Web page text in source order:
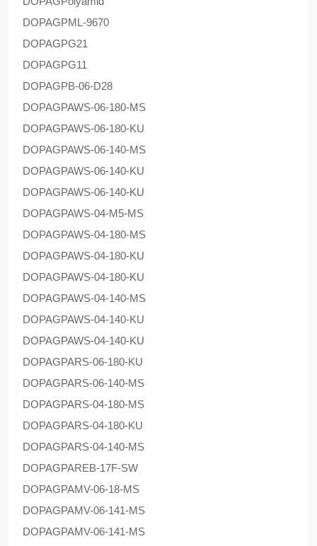
DOPAGPML-9670
DOPAGPG21
DOPAGPG11
DOPAGPB-06-D28
DOPAGPAWS-06-180-MS
DOPAGPAWS-06-180-KU
DOPAGPAWS-06-140-MS
DOPAGPAWS-06-140-KU
DOPAGPAWS-06-140-KU
DOPAGPAWS-04-M5-MS
DOPAGPAWS-04-180-MS
DOPAGPAWS-04-180-KU
DOPAGPAWS-04-180-KU
DOPAGPAWS-04-140-MS
DOPAGPAWS-04-140-KU
DOPAGPAWS-04-140-KU
DOPAGPARS-06-180-KU
DOPAGPARS-06-140-MS
DOPAGPARS-04-180-MS
DOPAGPARS-04-180-KU
DOPAGPARS-04-140-MS
DOPAGPAREB-17F-SW
DOPAGPAMV-06-18-MS
DOPAGPAMV-06-141-MS
DOPAGPAMV-06-141-MS